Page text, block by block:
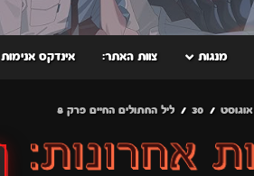
מנגות צוות האתר: אינדקס אנימות
אוגוסט 30 ליל החתולים החיים פרק 8